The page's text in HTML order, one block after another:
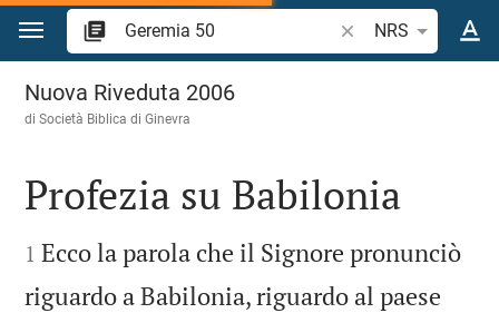
Vai al contenuto
Ricerca verso
NRS
Geremia 50
Nuova Riveduta 2006
di Società Biblica di Ginevra

Profezia su Babilonia

1 Ecco la parola che il Signore pronunciò
riguardo a Babilonia, riguardo al paese